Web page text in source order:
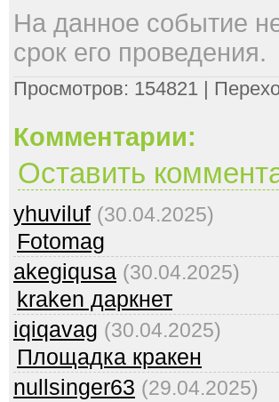
На данное событие
срок его проведения.
Просмотров: 154821 |
Комментарии:
Оставить
yhuviluf (30.04.2025)
Fotomag
akegiqusa (30.04.2025)
kraken даркнет
iqiqavag (30.04.2025)
Площадка кракен
nullsinger63 (29.04.2025)